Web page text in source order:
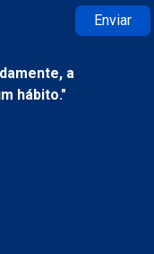
Enviar
a
hábito."